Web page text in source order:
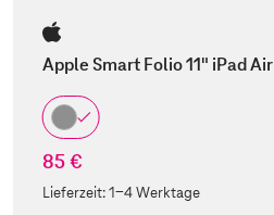
Apple Smart Folio 11" iPad Air
85 €
Lieferzeit:1-4 Werktage